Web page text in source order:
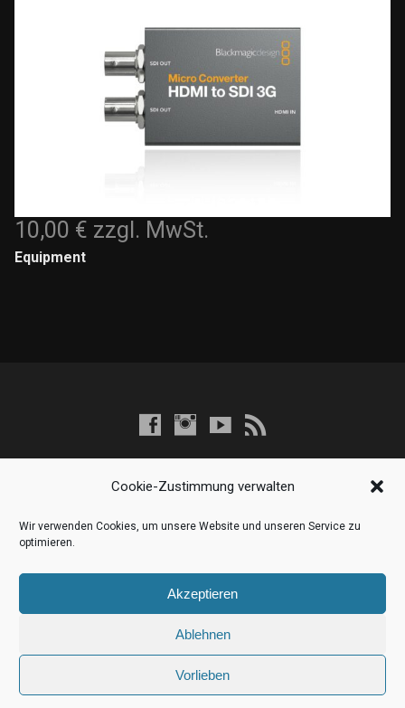
Cookie-Zustimmung verwalten
Wir verwenden Cookies, um unsere Website und unseren Service zu
optimieren.
Akzeptieren
Ablehnen
Vorlieben
10,00 € zzgl. MwSt.
Equipment
Impressum Datenschutzerklärung Kontakt
© 2026 Helldunkel Produktionen.